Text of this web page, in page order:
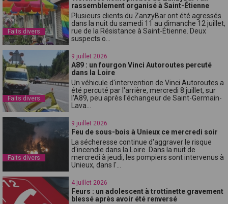
Faits divers
rassemblement organisé à Saint-Étienne
Plusieurs clients du ZanzyBar ont été agressés
dans la nuit du samedi 11 au dimanche 12 juillet,
rue de la Résistance à Saint-Étienne. Deux
suspects o...
Faits divers
9 juillet 2026
A89 : un fourgon Vinci Autoroutes percuté
dans la Loire
Un véhicule d'intervention de Vinci Autoroutes a
été percuté par l'arrière, mercredi 8 juillet, sur
l'A89, peu après l'échangeur de Saint-Germain-
Lava...
Faits divers
9 juillet 2026
Feu de sous-bois à Unieux ce mercredi soir
La sécheresse continue d'aggraver le risque
d'incendie dans la Loire. Dans la nuit de
mercredi à jeudi, les pompiers sont intervenus à
Unieux, dans l'...
4 juillet 2026
Feurs : un adolescent à trottinette gravement
blessé après avoir été renversé